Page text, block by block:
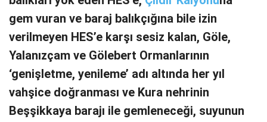
gem vuran ve baraj balıkçığına bile izin
verilmeyen HES’e karşı sesiz kalan, Göle,
Yalanızçam ve Gölebert Ormanlarının
‘genişletme, yenileme’ adı altında her yıl
vahşice doğranması ve Kura nehrinin
Beşşikkaya barajı ile gemleneceği, suyunun